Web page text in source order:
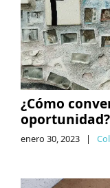
¿Cómo
oportunidad?
enero 30, 2023 |